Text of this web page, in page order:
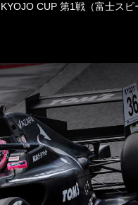
CUP 第1戦（富士スピ